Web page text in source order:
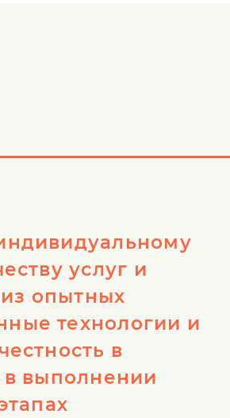
услуг и
опытных
технологии и
в
в выполнении